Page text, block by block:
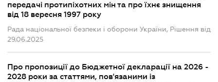
передачі протипіхотних мін та про їхнє знищення
від 18 вересня 1997 року
Рада національної безпеки і оборони України, Рішення від
29.06.2025
Про пропозиції до Бюджетної декларації на 2026 -
2028 роки за статтями, пов'язаними із